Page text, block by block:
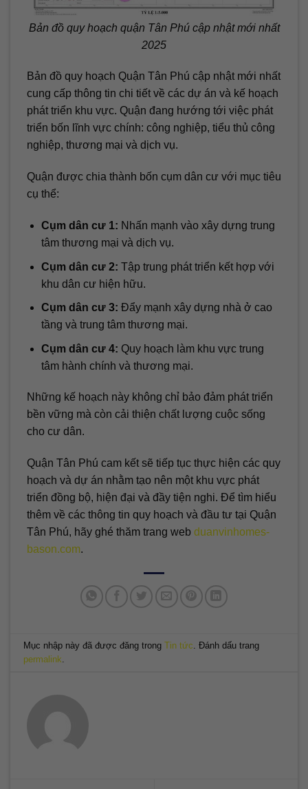
Bản đồ quy hoạch quận Tân Phú cập nhật mới nhất
2025
Bản đồ quy hoạch Quận Tân Phú cập nhật mới nhất
cung cấp thông tin chi tiết về các dự án và kế hoạch
phát triển khu vực. Quận đang hướng tới việc phát
triển bốn lĩnh vực chính: công nghiệp, tiểu thủ công
nghiệp, thương mại và dịch vụ.
Quận được chia thành bốn cụm dân cư với mục tiêu
cụ thể:
Cụm dân cư 1: Nhấn mạnh vào xây dựng trung
tâm thương mại và dịch vụ.
Cụm dân cư 2: Tập trung phát triển kết hợp với
khu dân cư hiện hữu.
Cụm dân cư 3: Đẩy mạnh xây dựng nhà ở cao
tầng và trung tâm thương mại.
Cụm dân cư 4: Quy hoạch làm khu vực trung
tâm hành chính và thương mại.
Những kế hoạch này không chỉ bảo đảm phát triển
bền vững mà còn cải thiện chất lượng cuộc sống
cho cư dân.
Quận Tân Phú cam kết sẽ tiếp tục thực hiện các quy
hoạch và dự án nhằm tạo nên một khu vực phát
triển đồng bộ, hiện đại và đầy tiện nghi. Để tìm hiểu
thêm về các thông tin quy hoạch và đầu tư tại Quận
Tân Phú, hãy ghé thăm trang web duanvinhomes-
bason.com.
Mục nhập này đã được đăng trongTin tức . Đánh dấu trang
permalink